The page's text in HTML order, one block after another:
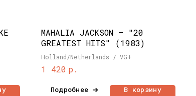
MAHALIA JACKSON – "20
GREATEST HITS" (1983)
Holland/Netherlands / VG+
1 420 р.
Подробнее В корзину